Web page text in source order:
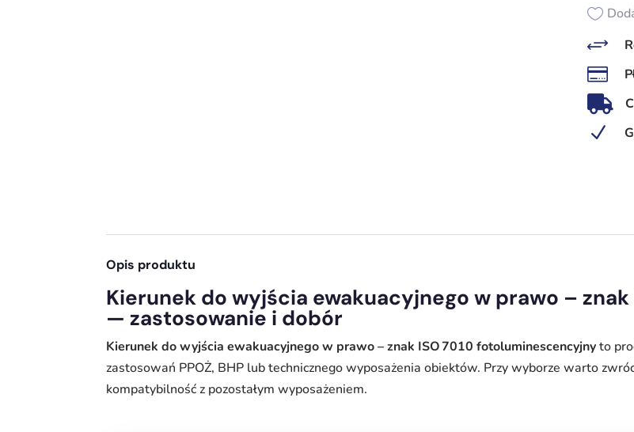
do
w
prawo
–
znak
+


N
Opis produktu
Kierunek do wyjścia ewakuacyjnego w prawo –
— zastosowanie i dobór
Kierunek do wyjścia ewakuacyjnego w prawo – znak ISO 7010 fotoluminescencyjnyto
zastosowań PPOŻ, BHP lub technicznego wyposażenia obiektów. Przy wyborze warto
kompatybilność z pozostałym wyposażeniem.